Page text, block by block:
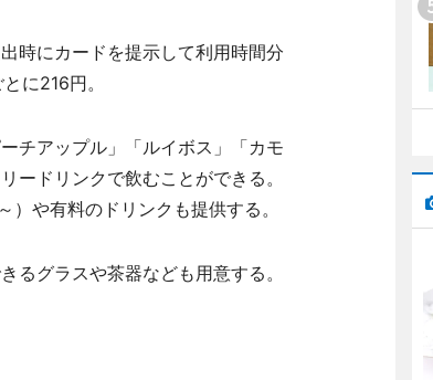
時にカードを提示して利用時間分
に216円。
チアップル」「ルイボス」「カモ
ードリンクで飲むことができる。
や有料のドリンクも提供する。
グラスや茶器なども用意する。